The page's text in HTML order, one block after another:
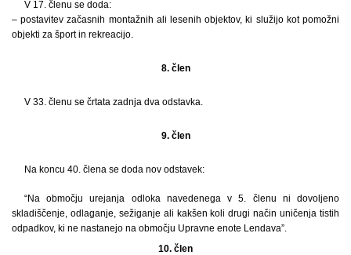
V 17. členu se doda:
– postavitev začasnih montažnih ali lesenih objektov, ki služijo kot pomožni
objekti za šport in rekreacijo.
8. člen
V 33. členu se črtata zadnja dva odstavka.
9. člen
Na koncu 40. člena se doda nov odstavek:
“Na območju urejanja odloka navedenega v 5. členu ni dovoljeno
skladiščenje, odlaganje, sežiganje ali kakšen koli drugi način uničenja tistih
odpadkov, ki ne nastanejo na območju Upravne enote Lendava”.
10. člen